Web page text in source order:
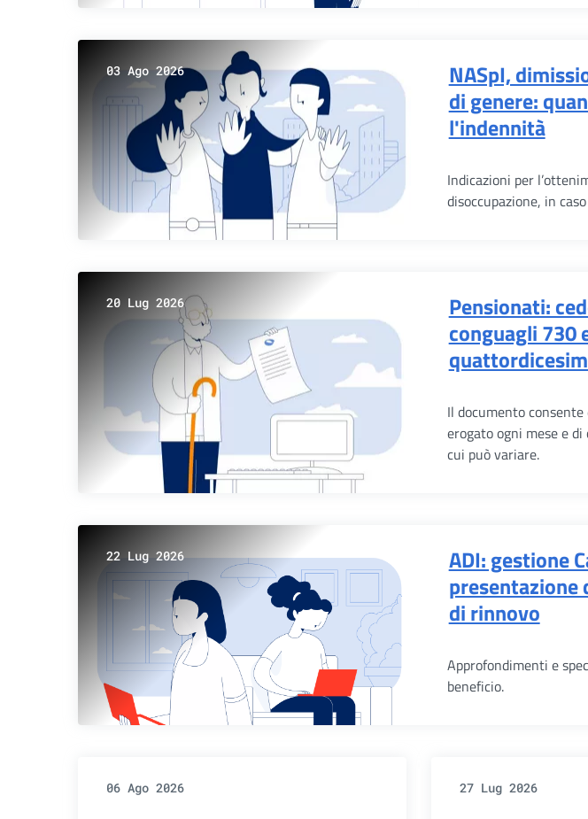
03 Ago 2026
NASpI,
di genere:
l'indennità
Indicazioni per
disoccupazione, in
20 Lug 2026
Pensionati:
conguagli 730
Il documento
erogato ogni mese e
cui può variare.
22 Lug 2026
ADI: gestione
presentazione
di rinnovo
Approfondimenti e
beneficio.
06 Ago 2026 27 Lug 2026